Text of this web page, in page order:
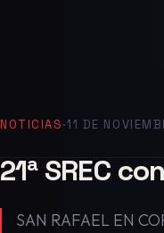
NOTICIAS·11 DE
21ª SREC
SAN RAFAEL EN